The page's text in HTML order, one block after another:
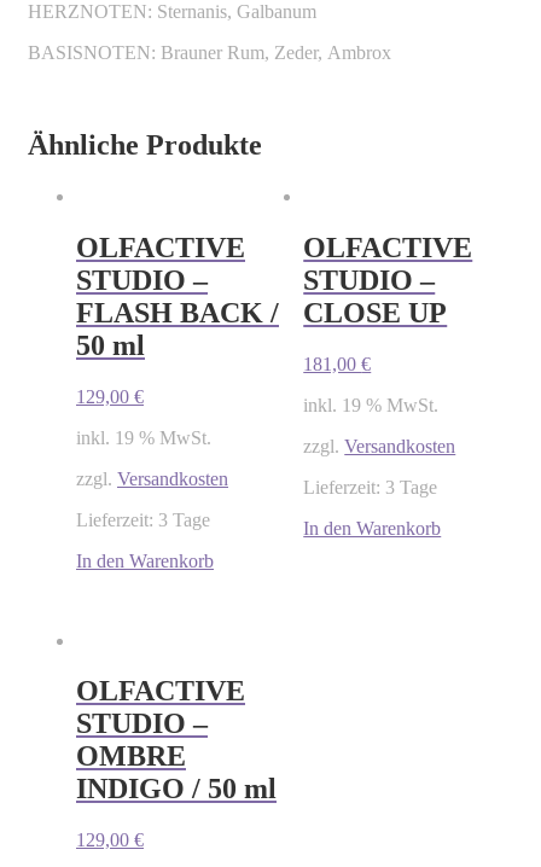
HERZNOTEN: Sternanis, Galbanum
BASISNOTEN: Brauner Rum, Zeder, Ambrox
Ähnliche Produkte
OLFACTIVE
STUDIO –
FLASH BACK /
50 ml
129,00 €
inkl. 19 % MwSt.
zzgl. Versandkosten
Lieferzeit: 3 Tage
In den Warenkorb
OLFACTIVE
STUDIO –
CLOSE UP
181,00€
inkl. 19 % MwSt.
zzgl.Versandkosten
Lieferzeit: 3 Tage
In den Warenkorb
OLFACTIVE
STUDIO –
OMBRE
INDIGO / 50 ml
129,00 €